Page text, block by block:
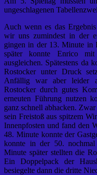
ungeschlagenen
Auch wenn es das
wir uns zumindest in der
gingen in der 13. Minute in
später konnte Enrico mit
ausgleichen. Spätestens da
Rostocker unter Druck
Anfällig war aber leider
Rostocker durch gutes
erneuten Führung nutzen
ganz schnell abhacken.
sein Freistoß aus spitzem
Innenpfosten und fand den
48. Minute konnte der
konnte in der 50.
Minute später stellten die
Ein Doppelpack der
besiegelte dann die dritte